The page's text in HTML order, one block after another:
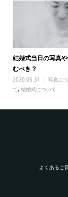
結婚式当日の写真
むべき？
2020.05.31 写真に
て, 結婚式について
よくあるご